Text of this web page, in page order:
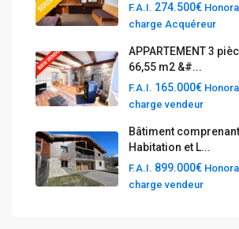
F.A.I. 274.500€
charge Acquéreur
APPARTEMENT 3
66,55 m2 &#...
F.A.I. 165.000€
charge vendeur
Bâtiment comprenant
Habitation et L...
F.A.I. 899.000€
charge vendeur